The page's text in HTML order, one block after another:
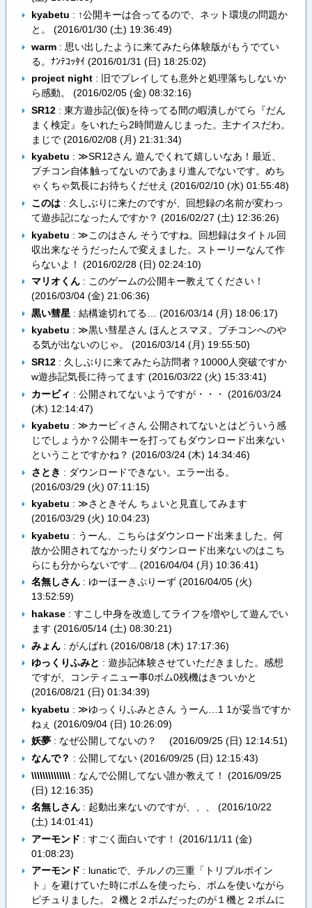
kyabetu : ↑公開キーは合ってるので、ネット環境の問題か
と。 (2016/01/30 (土) 19:36:49)
warm: 思い出したように来てみたら体験版がもうでてい
る。ﾅﾝﾃｺｯﾀｲ (2016/01/31 (日) 18:25:02)
project night: 旧でプレイしても意外と処理落ちしないか
ら感動。 (2016/02/05 (金) 08:32:16)
SR12: 東方遊歩記(仮)を待ってる間の暇潰しがてら『だん
まく検定』をいれたら2時間遊んじまった。主ナイスだわ。
まじで (2016/02/08 (月) 21:31:34)
kyabetu : ≫SR12さん 遊んでくれて嬉しいなあ！最近、
プチコン自体触ってないのであまり進んでないです。めち
ゃくちゃ気長にお待ちくだせえ (2016/02/10 (水) 01:55:48)
このは: 久しぶりに来たのですが、回想録の名前が変わっ
て遊歩記になったんですか？ (2016/02/27 (土) 12:36:26)
kyabetu : ≫このはさん そうですね。回想録はタイトル回
収出来なそうだったんで変えました。ストーリーなんて作
らないよ！ (2016/02/28 (日) 02:24:10)
マリオくん: このゲームの公開キー教えてください！
(2016/03/04 (金) 21:06:36)
黒い彗星 : 結構途切れてる… (2016/03/14 (月) 18:06:17)
kyabetu : ≫黒い彗星さん ほんとスマヌ。プチコンへのや
る気が出ないのじゃ。 (2016/03/14 (月) 19:55:50)
SR12: 久しぶりに来てみたら訪問者？10000人突破ですか
w遊歩記気長に待ってます (2016/03/22 (火) 15:33:41)
カービィ : 公開されてないようですが・・・ (2016/03/24
(木) 12:14:47)
kyabetu : ≫カービィさん 公開されてないとはどういう感
じでしょうか？公開キーを打ってもダウンロード出来ない
ということですかね？ (2016/03/24 (木) 14:34:46)
さとき : ダウンロードできない。エラー出る。
(2016/03/29 (火) 07:11:15)
kyabetu : ≫さときそん ちょいと見直してみます
(2016/03/29 (火) 10:04:23)
kyabetu : うーん、こちらはダウンロード出来ました。何
故か公開されてなかったりダウンロード出来ないのはこち
らにも分からないです... (2016/04/04 (月) 10:36:41)
名無しさん: ゆーほーきぷりーず (2016/04/05 (火)
13:52:59)
hakase: すこし中身を改造してライフを増やして遊んでい
ます (2016/05/14 (土) 08:30:21)
みょん: がんばれ (2016/08/18 (木) 17:17:36)
ゆっくりふみと : 遊歩記体験させていただきました。感想
ですが、コンティニュー事0ボム0残機はきついかと
(2016/08/21 (日) 01:34:39)
kyabetu : ≫ゆっくりふみとさん うーん…1 1が妥当ですか
ねぇ (2016/09/04 (日) 10:26:09)
妖夢: なぜ公開してないの？ (2016/09/25 (日) 12:14:51)
なんで？ : 公開してない (2016/09/25 (日) 12:15:43)
\\\\\\\\\\\\\\: なんで公開してない誰か教えて！ (2016/09/25
(日) 12:16:35)
名無しさん: 起動出来ないのですが、、、 (2016/10/22
(土) 14:01:41)
アーモンド : すごく面白いです！ (2016/11/11 (金)
01:08:23)
アーモンド : lunaticで、チルノの三重「トリプルポイン
ト」を避けていた時にボムを使ったら、ボムを使いながら
ピチュりました。２機と２ボムだったのが１機と２ボムに